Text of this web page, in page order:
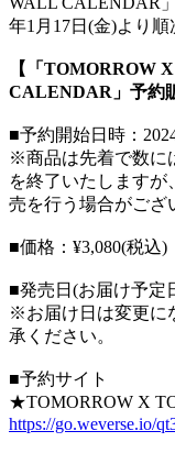
年1月17日(金)より順
【「TOMORROW
CALENDAR」予約
■予約開始日時：
※商品は先着で数に
を終了いたしますが
売を行う場合がござ
■価格：¥3,080(税込)
■発売日(お届け予定
※お届け日は変更に
承ください。
■予約サイト
★TOMORROW X
https://go.weverse.io/